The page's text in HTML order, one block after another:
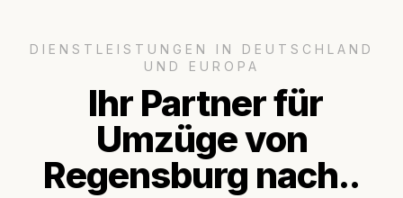
DIENSTLEISTUNGEN IN DEUTSCHLAND
UND EUROPA
Ihr Partner für
Umzüge von
Regensburg nach..